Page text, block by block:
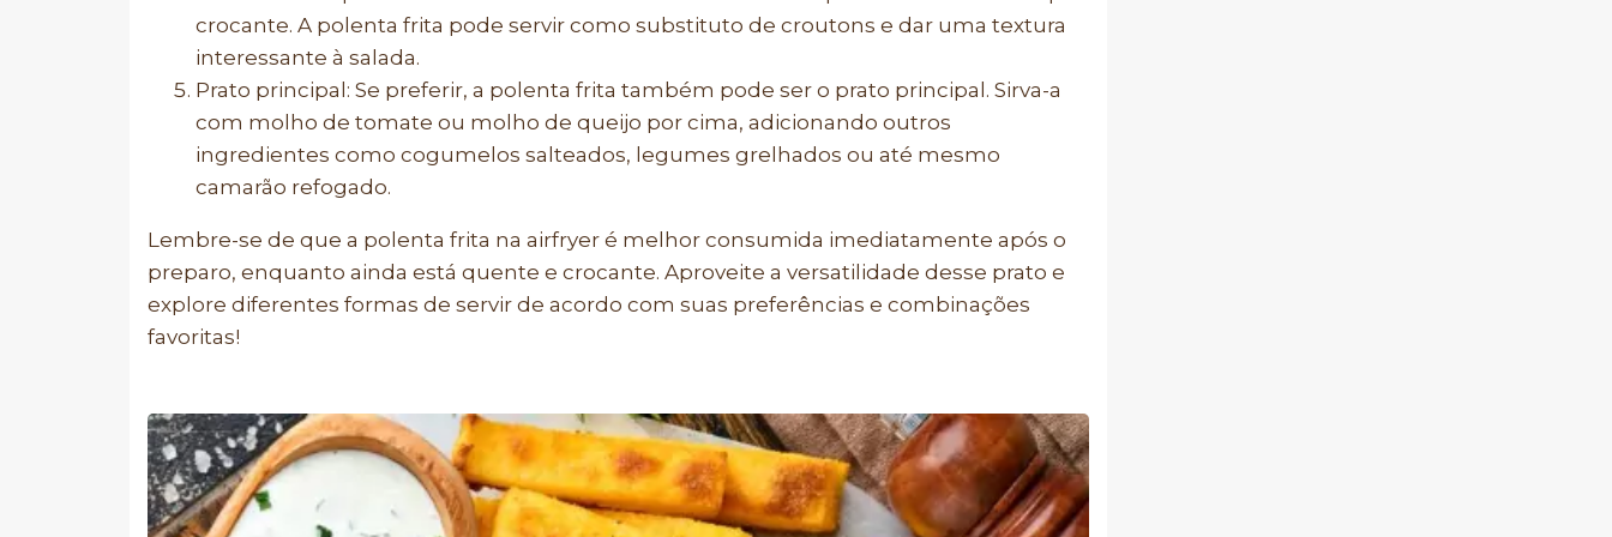
crocante. A polenta frita pode servir como substituto de croutons e dar uma textura
interessante à salada.
Prato principal: Se preferir, a polenta frita também pode ser o prato principal. Sirva-a
com molho de tomate ou molho de queijo por cima, adicionando outros
ingredientes como cogumelos salteados, legumes grelhados ou até mesmo
camarão refogado.
Lembre-se de que a polenta frita na airfryer é melhor consumida imediatamente após o
preparo, enquanto ainda está quente e crocante. Aproveite a versatilidade desse prato e
explore diferentes formas de servir de acordo com suas preferências e combinações
favoritas!